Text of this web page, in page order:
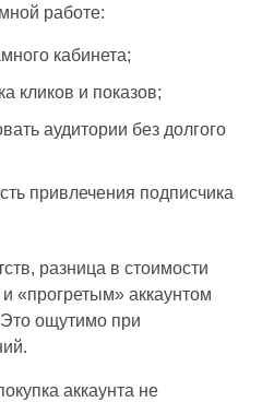
работе:
кабинета;
кликов и показов;
аудитории без долгого
привлечения подписчика
разница в стоимости
«прогретым» аккаунтом
Это ощутимо при
аккаунта не